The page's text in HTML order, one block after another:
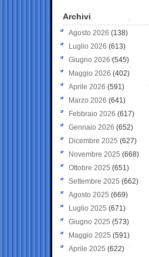
Archivi
Agosto 2026 (138)
Luglio 2026 (613)
Giugno 2026 (545)
Maggio 2026 (402)
Aprile 2026 (591)
Marzo 2026 (641)
Febbraio 2026 (617)
Gennaio 2026 (652)
Dicembre 2025 (627)
Novembre 2025 (668)
Ottobre 2025 (651)
Settembre 2025 (662)
Agosto 2025 (669)
Luglio 2025 (671)
Giugno 2025 (573)
Maggio 2025 (591)
Aprile 2025 (622)